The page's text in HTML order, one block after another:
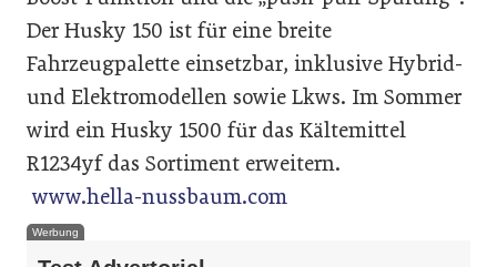
Der Husky 150 ist für eine breite
Fahrzeugpalette einsetzbar, inklusive Hybrid-
und Elektromodellen sowie Lkws. Im Sommer
wird ein Husky 1500 für das Kältemittel
R1234yf das Sortiment erweitern.
www.hella-nussbaum.com
Werbung